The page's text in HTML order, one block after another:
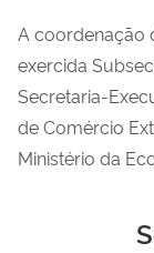
A coordenação
exercida
Secretaria-
de Comércio
Ministério da